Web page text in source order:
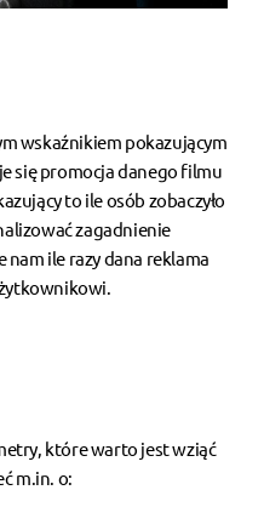
wskaźnikiem pokazującym
się promocja danego filmu
to ile osób zobaczyło
zagadnienie
nam ile razy dana reklama
które warto jest wziąć
m.in. o: